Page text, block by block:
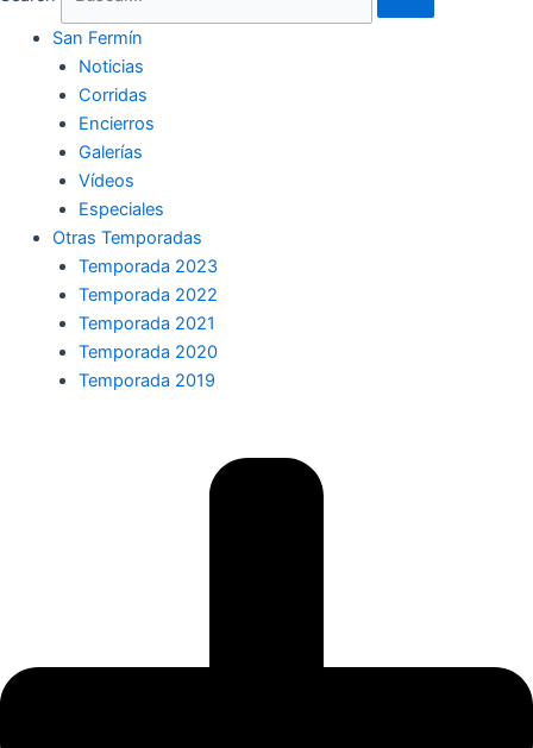
San Fermín
Noticias
Corridas
Encierros
Galerías
Vídeos
Especiales
Otras Temporadas
Temporada 2023
Temporada 2022
Temporada 2021
Temporada 2020
Temporada 2019